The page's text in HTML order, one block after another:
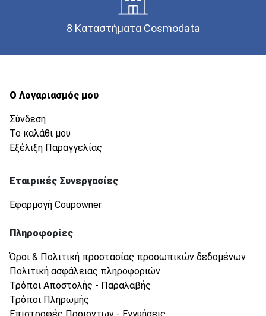
8 Καταστήματα Cosmodata
Ο Λογαριασμός μου
Σύνδεση
Το καλάθι μου
Εξέλιξη Παραγγελίας
Εταιρικές Συνεργασίες
Εφαρμογή Coupowner
Πληροφορίες
Όροι & Πολιτική προστασίας προσωπικών δεδομένων
Πολιτική ασφάλειας πληροφοριών
Τρόποι Αποστολής - Παραλαβής
Τρόποι Πληρωμής